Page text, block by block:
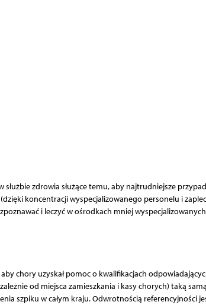
zdrowia służące temu, aby najtrudniejsze
koncentracji wyspecjalizowanego personelu i
i leczyć w ośrodkach mniej
chory uzyskał pomoc o kwalifikacjach
od miejsca zamieszkania i kasy chorych) taką
szpiku w całym kraju. Odwrotnością referencyjności